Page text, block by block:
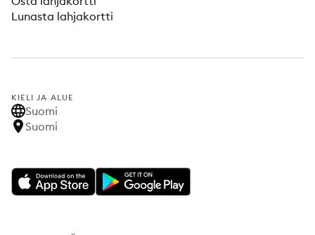
Lunasta lahjakortti
KIELI JA ALUE
Suomi
Suomi